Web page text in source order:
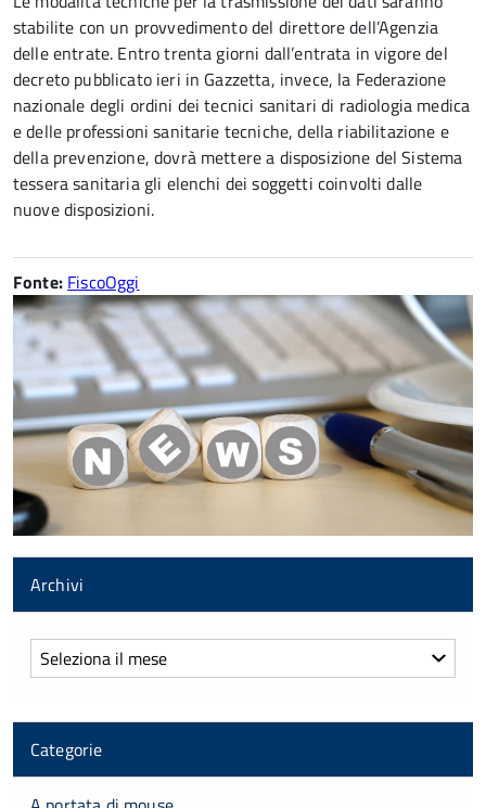
stabilite con un provvedimento del direttore dell’Agenzia
delle entrate. Entro trenta giorni dall’entrata in vigore del
decreto pubblicato ieri in Gazzetta, invece, la Federazione
nazionale degli ordini dei tecnici sanitari di radiologia medica
e delle professioni sanitarie tecniche, della riabilitazione e
della prevenzione, dovrà mettere a disposizione del Sistema
tessera sanitaria gli elenchi dei soggetti coinvolti dalle
nuove disposizioni.
Fonte: FiscoOggi
Archivi
Archivi
Categorie